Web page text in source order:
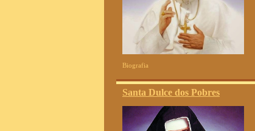
Biografia
Santa Dulce dos Pobres